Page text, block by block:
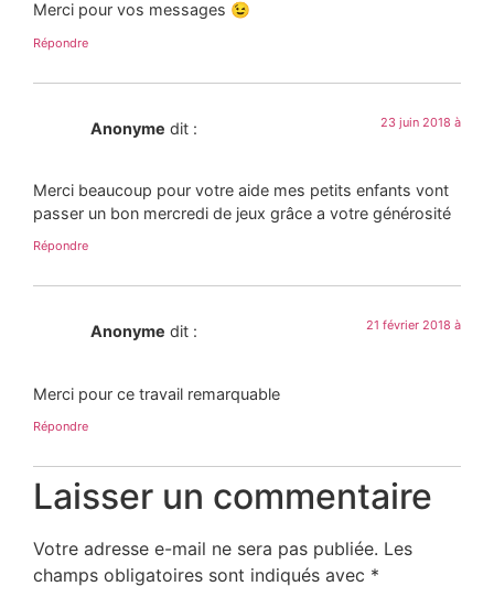
Merci pour vos messages 😉
Répondre
Anonyme dit : 23 juin 2018 à
Merci beaucoup pour votre aide mes petits enfants vont
passer un bon mercredi de jeux grâce a votre générosité
Répondre
Anonyme dit : 21 février 2018 à
Merci pour ce travail remarquable
Répondre
Laisser un commentaire
Votre adresse e-mail ne sera pas publiée. Les
champs obligatoires sont indiqués avec *